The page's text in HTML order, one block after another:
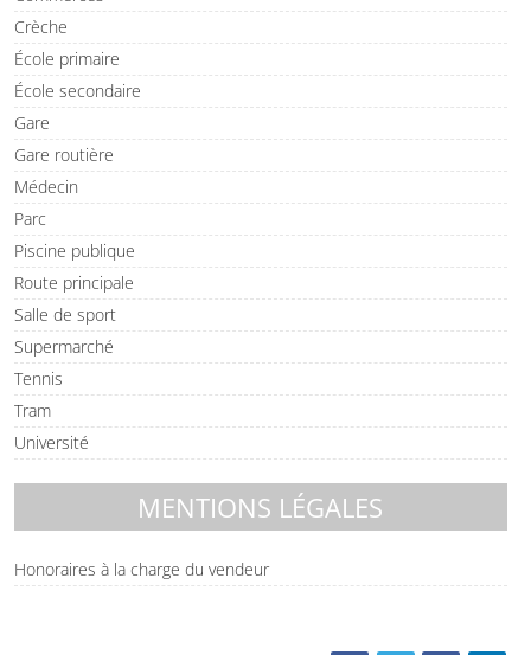
Crèche
École primaire
École secondaire
Gare
Gare routière
Médecin
Parc
Piscine publique
Route principale
Salle de sport
Supermarché
Tennis
Tram
Université
MENTIONS LÉGALES
Honoraires à la charge du vendeur